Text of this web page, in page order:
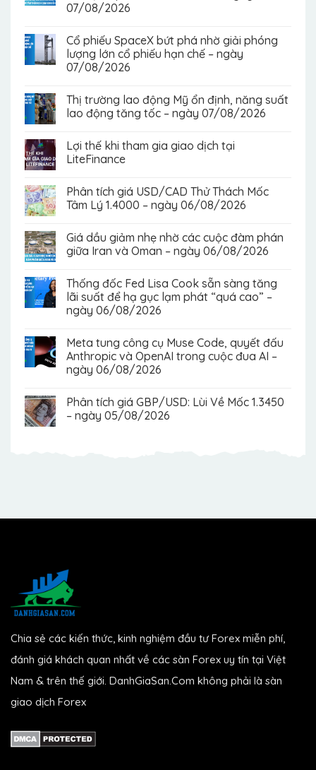
07/08/2026
Cổ phiếu SpaceX bứt phá nhờ giải phóng
lượng lớn cổ phiếu hạn chế – ngày
07/08/2026
Thị trường lao động Mỹ ổn định, năng suất
lao động tăng tốc – ngày 07/08/2026
Lợi thế khi tham gia giao dịch tại
LiteFinance
Phân tích giá USD/CAD Thử Thách Mốc
Tâm Lý 1.4000 – ngày 06/08/2026
Giá dầu giảm nhẹ nhờ các cuộc đàm phán
giữa Iran và Oman – ngày 06/08/2026
Thống đốc Fed Lisa Cook sẵn sàng tăng
lãi suất để hạ gục lạm phát “quá cao” –
ngày 06/08/2026
Meta tung công cụ Muse Code, quyết đấu
Anthropic và OpenAI trong cuộc đua AI –
ngày 06/08/2026
Phân tích giá GBP/USD: Lùi Về Mốc 1.3450
– ngày 05/08/2026
Chia sẻ các kiến thức, kinh nghiệm đầu tư Forex miễn phí,
đánh giá khách quan nhất về các sàn Forex uy tín tại Việt
Nam & trên thế giới. DanhGiaSan.Com không phải là sàn
giao dịch Forex